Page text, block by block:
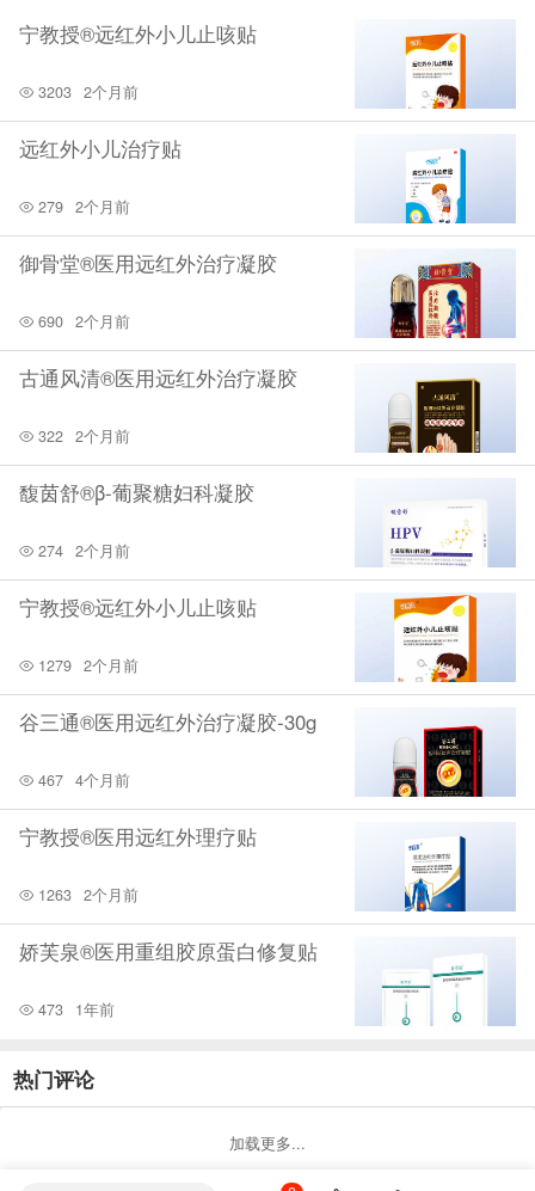
宁教授®远红外小儿止咳贴
3203 2个月前
远红外小儿治疗贴
279 2个月前
御骨堂®医用远红外治疗凝胶
690 2个月前
古通风清®医用远红外治疗凝胶
322 2个月前
馥茵舒®β-葡聚糖妇科凝胶
274 2个月前
宁教授®远红外小儿止咳贴
1279 2个月前
谷三通®医用远红外治疗凝胶-30g
467 4个月前
宁教授®医用远红外理疗贴
1263 2个月前
娇芙泉®医用重组胶原蛋白修复贴
473 1年前
热门评论
加载更多...